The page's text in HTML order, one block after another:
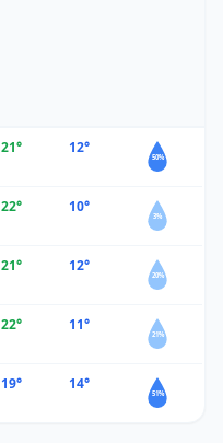
21° 12°
50%
22° 10°
3%
21° 12°
20%
22° 11°
21%
19° 14°
51%